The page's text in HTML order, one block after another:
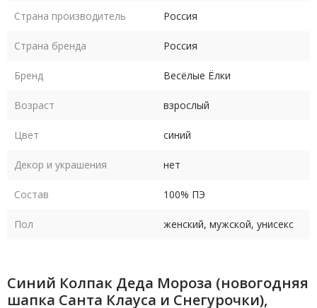
Страна производитель Россия
Страна бренда Россия
Бренд Весёлые Ёлки
Возраст взрослый
Цвет синий
Декор и украшения нет
Состав 100% ПЭ
Пол женский, мужской, унисекс
Синий Колпак Деда Мороза (новогодняя
шапка Санта Клауса и Снегурочки),